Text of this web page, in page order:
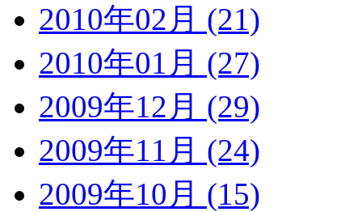
2010年02月 (21)
2010年01月 (27)
2009年12月 (29)
2009年11月 (24)
2009年10月 (15)